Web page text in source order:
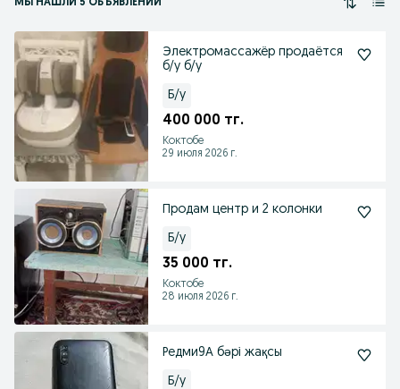
МЫ НАШЛИ 5 ОБЪЯВЛЕНИЙ
Электромассажёр продаётся
б/у б/у
Б/у
400 000 тг.
Коктобе
29 июля 2026 г.
Продам центр и 2 колонки
Б/у
35 000 тг.
Коктобе
28 июля 2026 г.
Редми9А бәрі жақсы
Б/у